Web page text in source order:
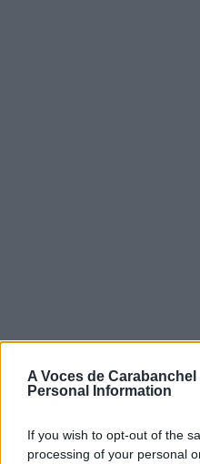
A Voces de Carabanchel
Personal Information
If you wish to opt-out of the
processing of your personal